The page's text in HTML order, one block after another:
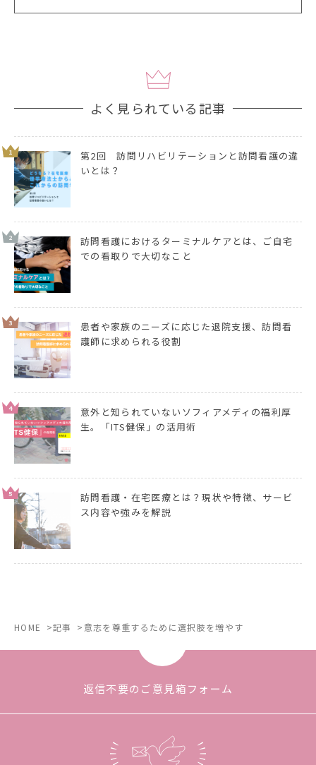
よく見られている記事
1
第2回 訪問リハビリテーションと訪問看護の違
いとは？
2
訪問看護におけるターミナルケアとは、ご自宅
での看取りで大切なこと
3
患者や家族のニーズに応じた退院支援、訪問看
護師に求められる役割
4
意外と知られていないソフィアメディの福利厚
生。「ITS健保」の活用術
5
訪問看護・在宅医療とは？現状や特徴、サービ
ス内容や強みを解説
HOME 記事 意志を尊重するために選択肢を増やす
返信不要のご意見箱フォーム